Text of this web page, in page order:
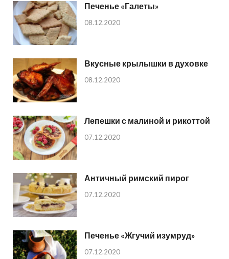
Печенье «Галеты»
08.12.2020
Вкусные крылышки в духовке
08.12.2020
Лепешки с малиной и рикоттой
07.12.2020
Античный римский пирог
07.12.2020
Печенье «Жгучий изумруд»
07.12.2020